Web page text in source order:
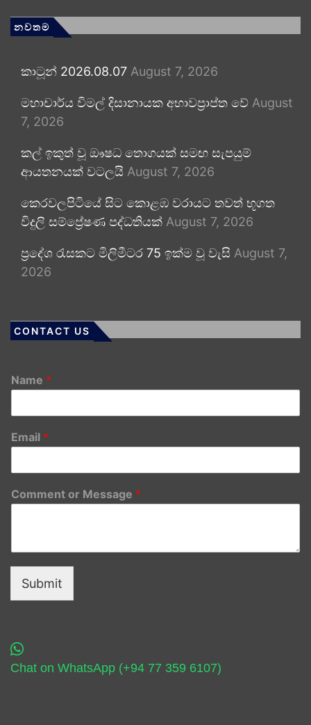
නවතම
කාටූන් 2026.08.07 August 7, 2026
මහාචාර්ය විමල් දිසානායක අභාවප්‍රාප්ත වේ August
7, 2026
කල් ඉකුත් වූ ඖෂධ තොගයක් සමඟ සැපයුම්
ආයතනයක් වටලයි August 7, 2026
කෙරවලපිටියේ සිට කොළඹ වරායට තවත් භූගත
විදුලි සම්ප්‍රේෂණ පද්ධතියක් August 7, 2026
ප්‍රදේශ රැසකට මිලිමීටර 75 ඉක්ම වූ වැසි August 7,
2026
CONTACT US
Name *
Email *
Comment or Message *
Submit
Chat on WhatsApp (+94 77 359 6107)